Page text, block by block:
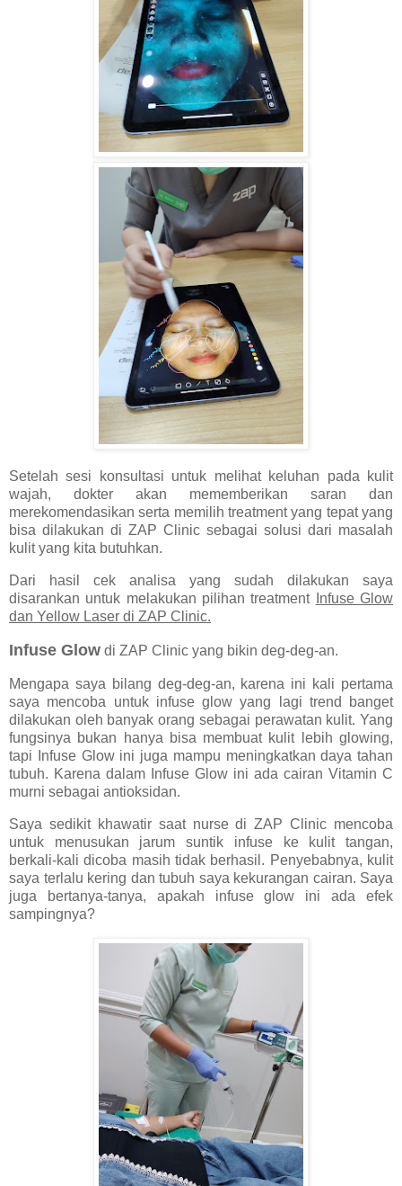
Setelah sesi konsultasi untuk melihat keluhan pada kulit
wajah, dokter akan mememberikan saran dan
merekomendasikan serta memilih treatment yang tepat yang
bisa dilakukan di ZAP Clinic sebagai solusi dari masalah
kulit yang kita butuhkan.
Dari hasil cek analisa yang sudah dilakukan saya
disarankan untuk melakukan pilihan treatment
Infuse Glow
dan Yellow Laser di ZAP Clinic.
Infuse Glow di ZAP Clinic yang bikin deg-deg-an.
Mengapa saya bilang deg-deg-an, karena ini kali pertama
saya mencoba untuk infuse glow yang lagi trend banget
dilakukan oleh banyak orang sebagai perawatan kulit. Yang
fungsinya bukan hanya bisa membuat kulit lebih glowing,
tapi Infuse Glow ini juga mampu meningkatkan daya tahan
tubuh. Karena dalam Infuse Glow ini ada cairan Vitamin C
murni sebagai antioksidan.
Saya sedikit khawatir saat nurse di ZAP Clinic mencoba
untuk menusukan jarum suntik infuse ke kulit tangan,
berkali-kali dicoba masih tidak berhasil. Penyebabnya, kulit
saya terlalu kering dan tubuh saya kekurangan cairan. Saya
juga bertanya-tanya, apakah infuse glow ini ada efek
sampingnya?